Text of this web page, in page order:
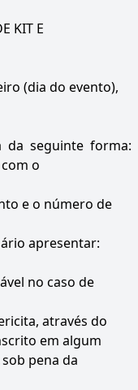
KIT E
(dia do evento),
seguinte forma:
o
e o número de
apresentar:
no caso de
através do
em algum
pena da